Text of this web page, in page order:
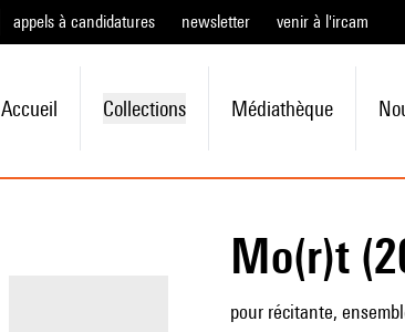
appels à candidatures newsletter venir à l'ircam
Accueil Collections Médiathèque
Mo(r)t
pour récitante,